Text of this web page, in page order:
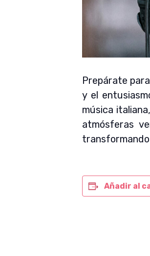
Prepárate
y el
música
atmósferas
Añadir al